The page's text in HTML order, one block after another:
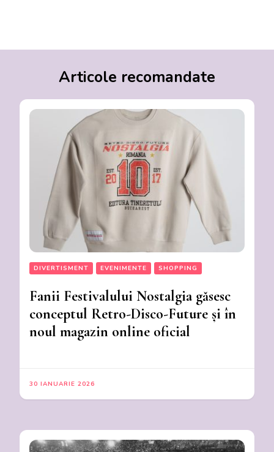
Articole recomandate
DIVERTISMENT EVENIMENTE SHOPPING
Fanii Festivalului Nostalgia găsesc
conceptul Retro-Disco-Future și în
noul magazin online oficial
30 IANUARIE 2026